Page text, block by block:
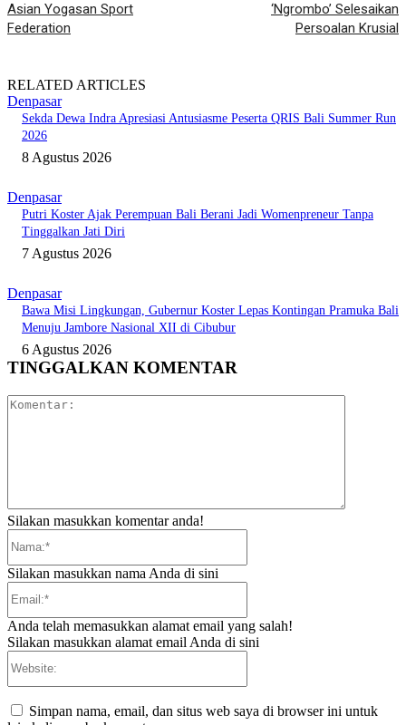
Asian Yogasan Sport
Federation
‘Ngrombo’ Selesaikan
Persoalan Krusial
RELATED ARTICLES
Denpasar
Sekda Dewa Indra Apresiasi Antusiasme Peserta QRIS Bali Summer Run
2026
8 Agustus 2026
Denpasar
Putri Koster Ajak Perempuan Bali Berani Jadi Womenpreneur Tanpa
Tinggalkan Jati Diri
7 Agustus 2026
Denpasar
Bawa Misi Lingkungan, Gubernur Koster Lepas Kontingan Pramuka Bali
Menuju Jambore Nasional XII di Cibubur
6 Agustus 2026
TINGGALKAN KOMENTAR
Silakan masukkan komentar anda!
Silakan masukkan nama Anda di sini
Anda telah memasukkan alamat email yang salah!
Silakan masukkan alamat email Anda di sini
Simpan nama, email, dan situs web saya di browser ini untuk